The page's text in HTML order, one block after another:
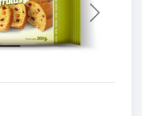
Next